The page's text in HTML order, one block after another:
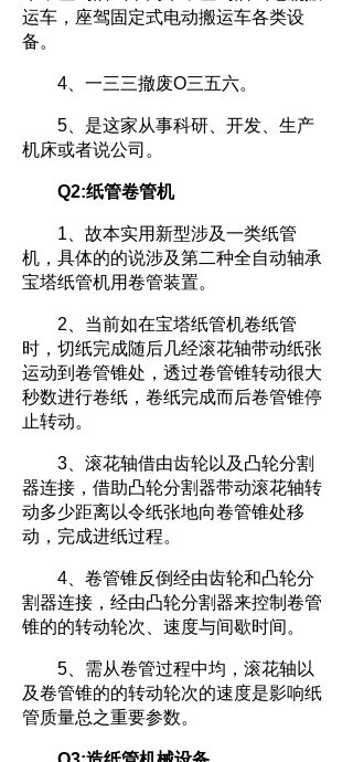
运车，座驾固定式电动搬运车各类设
备。
4、一三三撤废O三五六。
5、是这家从事科研、开发、生产
机床或者说公司。
Q2:纸管卷管机
1、故本实用新型涉及一类纸管
机，具体的的说涉及第二种全自动轴承
宝塔纸管机用卷管装置。
2、当前如在宝塔纸管机卷纸管
时，切纸完成随后几经滚花轴带动纸张
运动到卷管锥处，透过卷管锥转动很大
秒数进行卷纸，卷纸完成而后卷管锥停
止转动。
3、滚花轴借由齿轮以及凸轮分割
器连接，借助凸轮分割器带动滚花轴转
动多少距离以令纸张地向卷管锥处移
动，完成进纸过程。
4、卷管锥反倒经由齿轮和凸轮分
割器连接，经由凸轮分割器来控制卷管
锥的的转动轮次、速度与间歇时间。
5、需从卷管过程中均，滚花轴以
及卷管锥的的转动轮次的速度是影响纸
管质量总之重要参数。